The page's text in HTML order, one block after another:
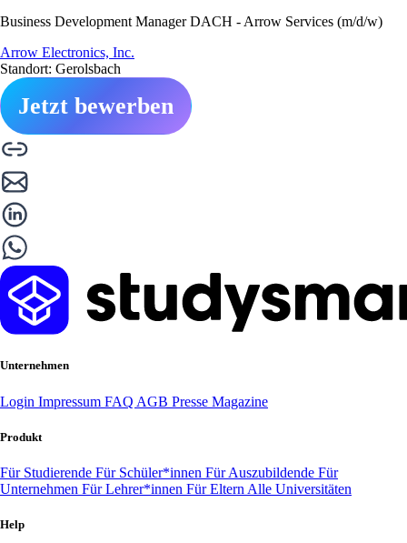
Business Development Manager DACH - Arrow Services (m/d/w)
Arrow Electronics, Inc.
Standort: Gerolsbach
Jetzt bewerben
Unternehmen
Login Impressum FAQ AGB Presse Magazine
Produkt
Für Studierende Für Schüler*innen Für Auszubildende Für
Unternehmen Für Lehrer*innen Für Eltern Alle Universitäten
Help